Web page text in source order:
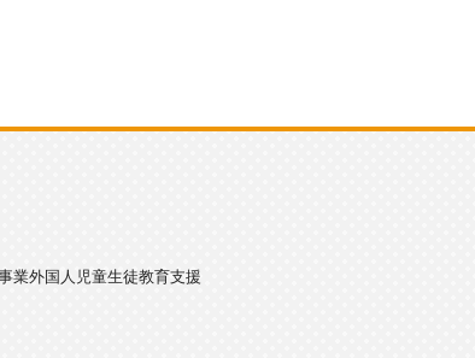
業外国人児童生徒教育支援